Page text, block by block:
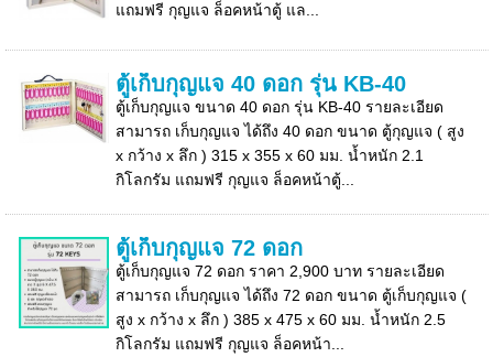
แถมฟรี กุญแจ ล็อคหน้าตู้ แล...
ตู้เก็บกุญแจ 40 ดอก รุ่น KB-40
ตู้เก็บกุญแจ ขนาด 40 ดอก รุ่น KB-40 รายละเอียด
สามารถ เก็บกุญแจ ได้ถึง 40 ดอก ขนาด ตู้กุญแจ ( สูง
x กว้าง x ลึก ) 315 x 355 x 60 มม. น้ำหนัก 2.1
กิโลกรัม แถมฟรี กุญแจ ล็อคหน้าตู้...
ตู้เก็บกุญแจ 72 ดอก
ตู้เก็บกุญแจ 72 ดอก ราคา 2,900 บาท รายละเอียด
สามารถ เก็บกุญแจ ได้ถึง 72 ดอก ขนาด ตู้เก็บกุญแจ (
สูง x กว้าง x ลึก ) 385 x 475 x 60 มม. น้ำหนัก 2.5
กิโลกรัม แถมฟรี กุญแจ ล็อคหน้า...